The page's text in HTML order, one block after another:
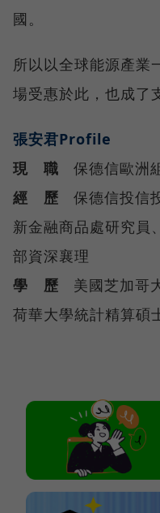
國。
所以以全球能源產業
場受惠於此，也成了
張安君Profile
現 職 保德信歐洲
經 歷 保德信投信
新金融商品處研究員
部資深襄理
學 歷 美國芝加哥
荷華大學統計精算碩